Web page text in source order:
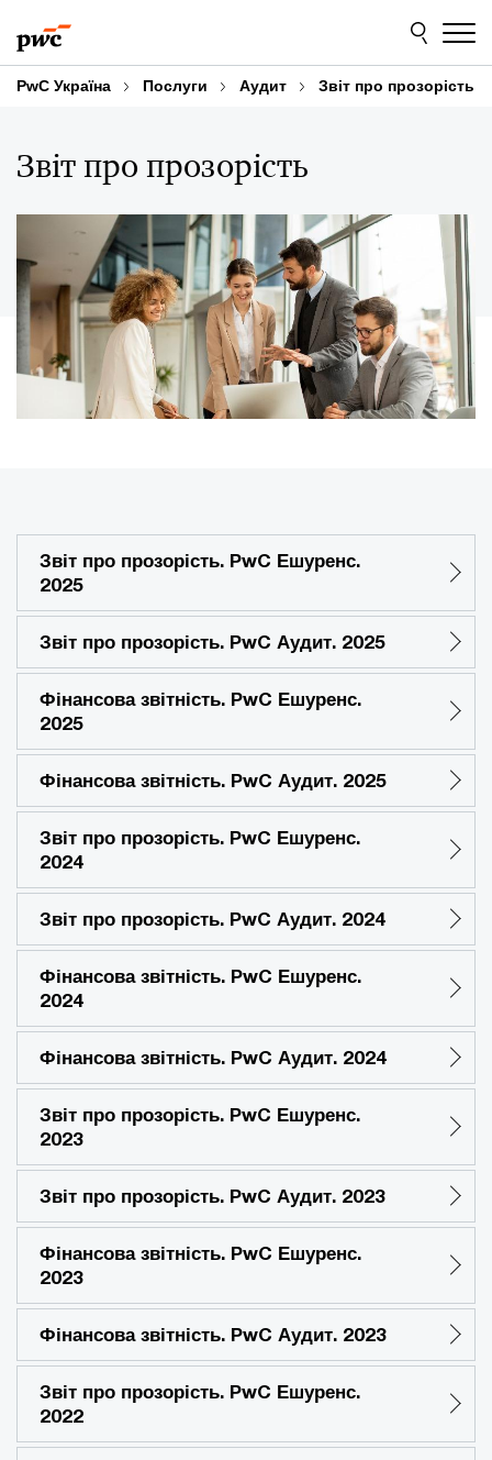
to
content
to
footer
PwC Україна Послуги Аудит Звіт про прозорість
Звіт про прозорість
Звіт про прозорість. PwC Ешуренс.
2025
Звіт про прозорість. PwC Аудит. 2025
Фінансова звітність. PwC Ешуренс.
2025
Фінансова звітність. PwC Аудит. 2025
Звіт про прозорість. PwC Ешуренс.
2024
Звіт про прозорість. PwC Аудит. 2024
Фінансова звітність. PwC Ешуренс.
2024
Фінансова звітність. PwC Аудит. 2024
Звіт про прозорість. PwC Ешуренс.
2023
Звіт про прозорість. PwC Аудит. 2023
Фінансова звітність. PwC Ешуренс.
2023
Фінансова звітність. PwC Аудит. 2023
Звіт про прозорість. PwC Ешуренс.
2022